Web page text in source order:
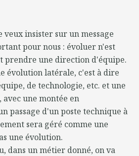
veux insister sur un message
pour nous : évoluer n'est
prendre une direction d'équipe.
évolution latérale, c'est à dire
de technologie, etc. et une
une montée en
passage d'un poste technique à
sera géré comme une
une évolution.
dans un métier donné, on va